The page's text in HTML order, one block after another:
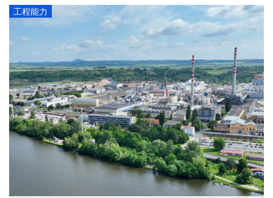
工程能力